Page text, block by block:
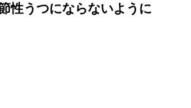
性うつにならないように